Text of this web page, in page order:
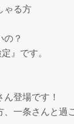
ゃる方
の？
』です。
登場です！
一条さんと過